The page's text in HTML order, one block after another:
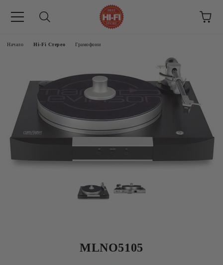
Начало Hi-Fi Стерео Грамофони
MLNO5105